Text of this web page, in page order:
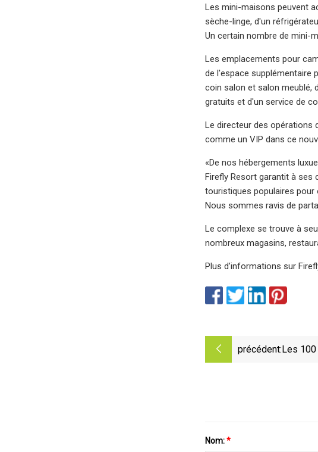
Les mini-maisons peuvent
sèche-linge, d'un
Un certain nombre de mini-
Les emplacements pour
de l'espace supplémentaire
coin salon et salon meublé,
gratuits et d'un service de
Le directeur des opérations
comme un VIP dans ce
«De nos hébergements
Firefly Resort garantit à ses
touristiques populaires
Nous sommes ravis de
Le complexe se trouve à
nombreux magasins,
Plus d’informations sur
précédent:Les
Nom:*